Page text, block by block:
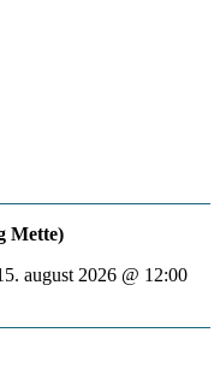
Mette)
august 2026 @ 12:00